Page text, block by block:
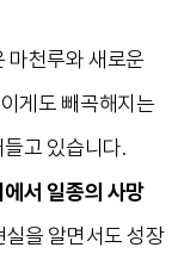
마천루와 새로운
게도 빼곡해지는
고 있습니다.
서 일종의 사망
을 알면서도 성장